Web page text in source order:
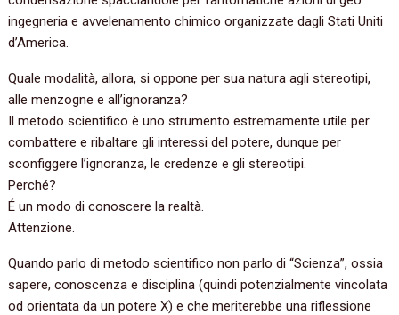
ingegneria e avvelenamento chimico organizzate dagli Stati Uniti
d’America.
Quale modalità, allora, si oppone per sua natura agli stereotipi,
alle menzogne e all’ignoranza?
Il metodo scientifico è uno strumento estremamente utile per
combattere e ribaltare gli interessi del potere, dunque per
sconfiggere l’ignoranza, le credenze e gli stereotipi.
Perché?
É un modo di conoscere la realtà.
Attenzione.
Quando parlo di metodo scientifico non parlo di “Scienza”, ossia
sapere, conoscenza e disciplina (quindi potenzialmente vincolata
od orientata da un potere X) e che meriterebbe una riflessione